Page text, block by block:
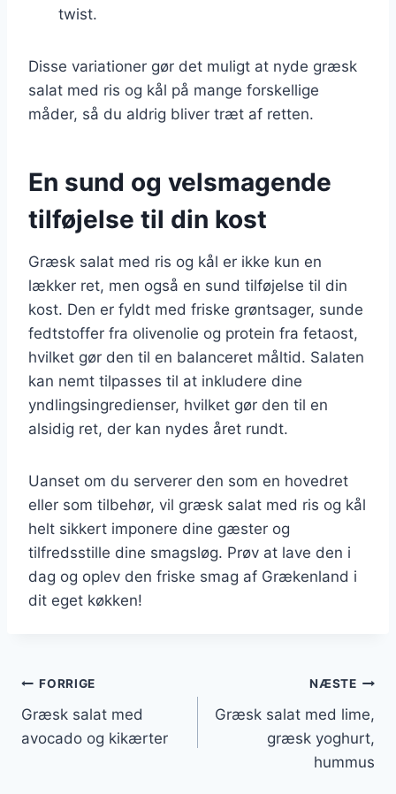
twist.
Disse variationer gør det muligt at nyde græsk
salat med ris og kål på mange forskellige
måder, så du aldrig bliver træt af retten.
En sund og velsmagende
tilføjelse til din kost
Græsk salat med ris og kål er ikke kun en
lækker ret, men også en sund tilføjelse til din
kost. Den er fyldt med friske grøntsager, sunde
fedtstoffer fra olivenolie og protein fra fetaost,
hvilket gør den til en balanceret måltid. Salaten
kan nemt tilpasses til at inkludere dine
yndlingsingredienser, hvilket gør den til en
alsidig ret, der kan nydes året rundt.
Uanset om du serverer den som en hovedret
eller som tilbehør, vil græsk salat med ris og kål
helt sikkert imponere dine gæster og
tilfredsstille dine smagsløg. Prøv at lave den i
dag og oplev den friske smag af Grækenland i
dit eget køkken!
Indlægsnavigation
FORRIGE
Græsk salat med
avocado og kikærter
NÆSTE
Græsk salat med lime,
græsk yoghurt,
hummus